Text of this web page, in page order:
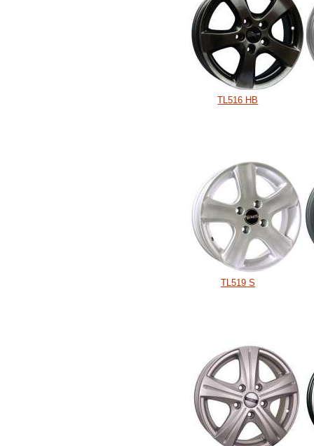
TL516 HB
TL519 S